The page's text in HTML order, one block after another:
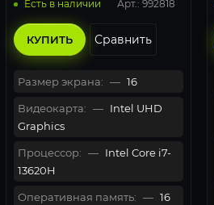
Есть в наличии Арт.: 992818
КУПИТЬ Сравнить
Размер экрана: — 16
Видеокарта: — Intel UHD
Graphics
Процессор: — Intel Core i7-
13620H
Оперативная память: — 16